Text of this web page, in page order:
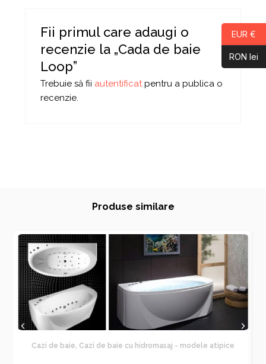
Fii primul care adaugi o
recenzie la „Cada de baie
Loop”
Trebuie să fii autentificatpentru a publica o
recenzie.
Produse similare
Cazi de baie, Cazi de baie cu hidromasaj - modele atipice
EUR €
RON lei